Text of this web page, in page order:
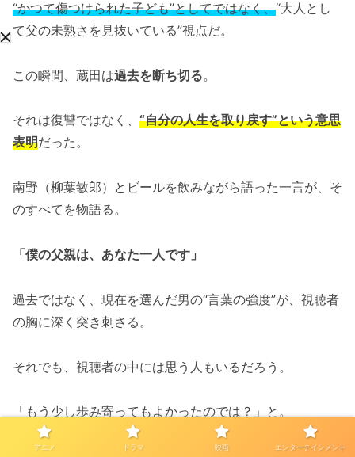
“かつて傷つけられた子ども”としてではなく、“大人とし
て父の未熟さを見抜いている”視点だ。
この瞬間、蔵田は過去を断ち切る。
それは復讐ではなく、 “自分の人生を取り戻す”という意思
表明だった。
南野（柳葉敏郎）とビールを飲みながら語った一言が、そ
のすべてを物語る。
「僕の父親は、あなた一人です」
過去ではなく、現在を選んだ男の“言葉の強度”が、視聴者
の胸に深く突き刺さる。
それでも、視聴者の中には思う人もいるだろう。
「もう少し歩み寄ってもよかったのでは？」と。
アニメ ドラマ 映画 エンターテインメント